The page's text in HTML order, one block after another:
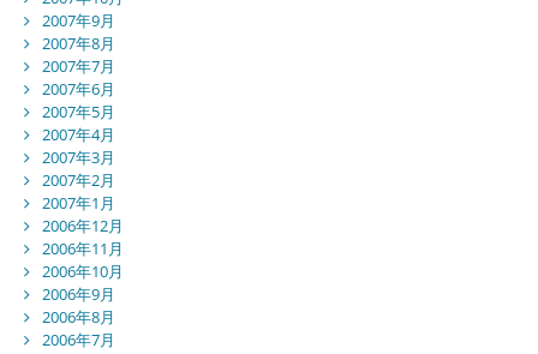
2007年9月
2007年8月
2007年7月
2007年6月
2007年5月
2007年4月
2007年3月
2007年2月
2007年1月
2006年12月
2006年11月
2006年10月
2006年9月
2006年8月
2006年7月